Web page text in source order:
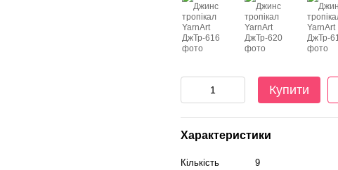
Купити
Характеристики
Кількість
9